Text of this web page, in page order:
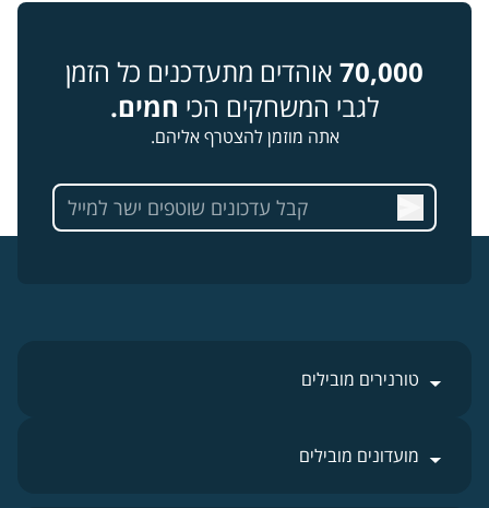
70,000 אוהדים מתעדכנים כל הזמן
לגבי המשחקים הכי חמים.
אתה מוזמן להצטרף אליהם.
טורנירים מובילים
מועדונים מובילים